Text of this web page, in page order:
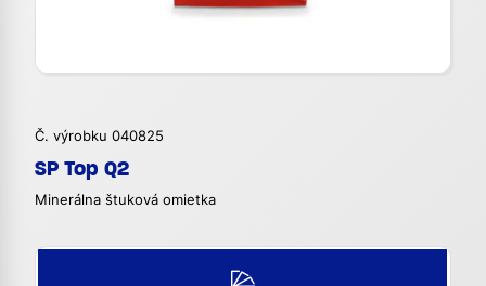
Č. výrobku 040825
SP Top Q2
Minerálna štuková omietka